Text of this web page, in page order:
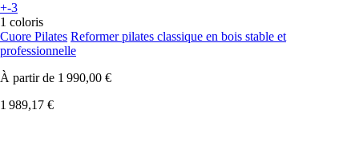
+-3
1 coloris
Cuore Pilates Reformer pilates classique en bois stable et
professionnelle
À partir de 1 990,00 €
1 989,17 €